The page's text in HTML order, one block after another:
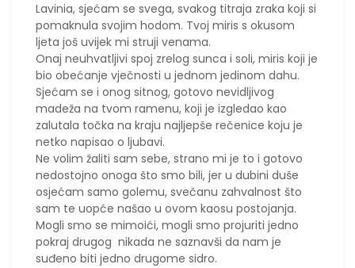
Lavinia, sjećam se svega, svakog titraja zraka koji si
pomaknula svojim hodom. Tvoj miris s okusom
ljeta još uvijek mi struji venama.
Onaj neuhvatljivi spoj zrelog sunca i soli, miris koji je
bio obećanje vječnosti u jednom jedinom dahu.
Sjećam se i onog sitnog, gotovo nevidljivog
madeža na tvom ramenu, koji je izgledao kao
zalutala točka na kraju najljepše rečenice koju je
netko napisao o ljubavi.
Ne volim žaliti sam sebe, strano mi je to i gotovo
nedostojno onoga što smo bili, jer u dubini duše
osjećam samo golemu, svečanu zahvalnost što
sam te uopće našao u ovom kaosu postojanja.
Mogli smo se mimoići, mogli smo projuriti jedno
pokraj drugog nikada ne saznavši da nam je
suđeno biti jedno drugome sidro.